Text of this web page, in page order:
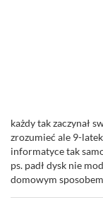
każdy tak zaczynał
zrozumieć ale 9-
informatyce tak
ps. padł dysk nie
domowym